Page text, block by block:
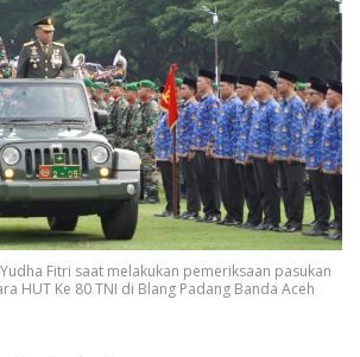
Fitri saat melakukan pemeriksaan pasukan
HUT Ke 80 TNI di Blang Padang Banda Aceh